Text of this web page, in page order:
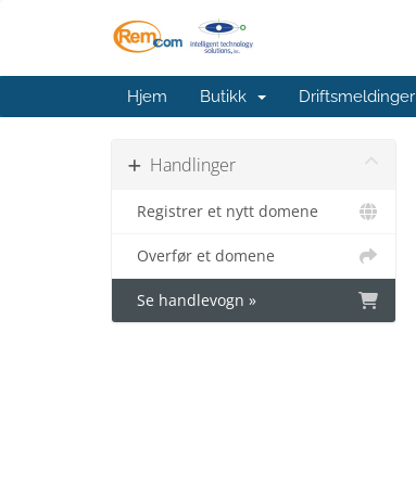
Hjem Butikk Driftsmeldinger
Handlinger
Registrer et nytt domene
Overfør et domene
Se handlevogn »